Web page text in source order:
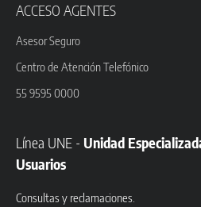
ACCESO AGENTES
Asesor Seguro
Centro de Atención Telefónico
55 9595 0000
Línea UNE - Unidad
Usuarios
Consultas y reclamaciones.